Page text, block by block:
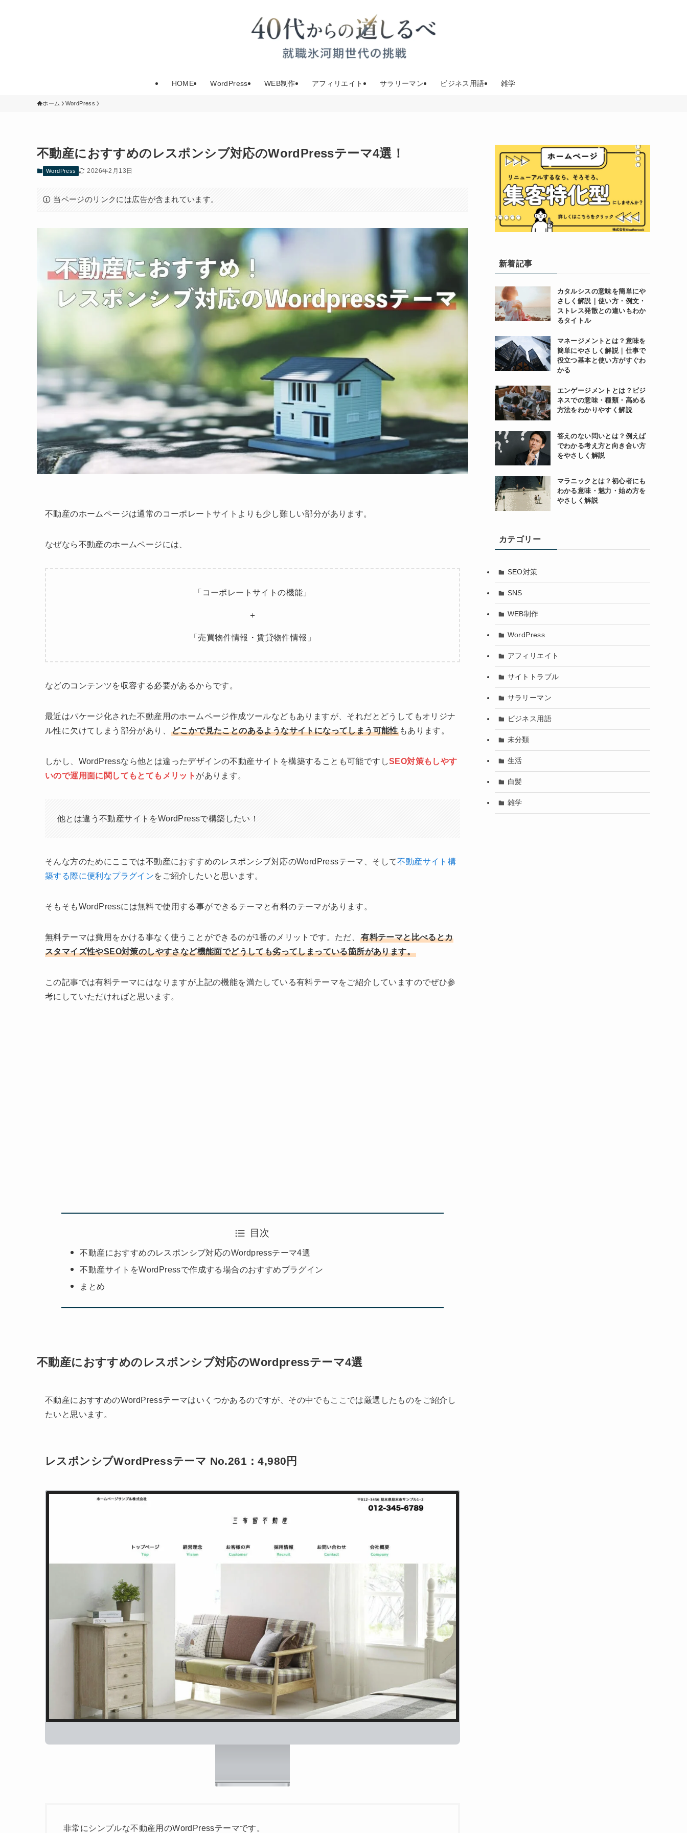
HOME WordPress WEB制作 アフィリエイト サラリーマン ビジネス用語 雑学
ホーム WordPress
不動産におすすめのレスポンシブ対応のWordPressテーマ4選！
WordPress 2026年2月13日
当ページのリンクには広告が含まれています。
不動産のホームページは通常のコーポレートサイトよりも少し難しい部分があります。
なぜなら不動産のホームページには、
「コーポレートサイトの機能」
＋
「売買物件情報・賃貸物件情報」
などのコンテンツを収容する必要があるからです。
最近はパケージ化された不動産用のホームページ作成ツールなどもありますが、それだとどうしてもオリジナ
ル性に欠けてしまう部分があり、
どこかで見たことのあるようなサイトになってしまう可能性もあります。
しかし、WordPressなら他とは違ったデザインの不動産サイトを構築することも可能ですしSEO対策もしやす
いので運用面に関してもとてもメリット があります。
他とは違う不動産サイトをWordPressで構築したい！
そんな方のためにここでは不動産におすすめのレスポンシブ対応のWordPressテーマ、そして不動産サイト構
築する際に便利なプラグインをご紹介したいと思います。
そもそもWordPressには無料で使用する事ができるテーマと有料のテーマがあります。
無料テーマは費用をかける事なく使うことができるのが1番のメリットです。ただ、有料テーマと比べるとカ
スタマイズ性やSEO対策のしやすさなど機能面でどうしても劣ってしまっている箇所があります。
この記事では有料テーマにはなりますが上記の機能を満たしている有料テーマをご紹介していますのでぜひ参
考にしていただければと思います。
目次
不動産におすすめのレスポンシブ対応のWordpressテーマ4選
不動産サイトをWordPressで作成する場合のおすすめプラグイン
まとめ
不動産におすすめのレスポンシブ対応のWordpressテーマ4選
不動産におすすめのWordPressテーマはいくつかあるのですが、その中でもここでは厳選したものをご紹介し
たいと思います。
レスポンシブWordPressテーマ No.261：4,980円
非常にシンプルな不動産用のWordPressテーマです。
新着記事
カタルシスの意味を簡単にや
さしく解説｜使い方・例文・
ストレス発散との違いもわか
るタイトル
マネージメントとは？意味を
簡単にやさしく解説｜仕事で
役立つ基本と使い方がすぐわ
かる
エンゲージメントとは？ビジ
ネスでの意味・種類・高める
方法をわかりやすく解説
答えのない問いとは？例えば
でわかる考え方と向き合い方
をやさしく解説
マラニックとは？初心者にも
わかる意味・魅力・始め方を
やさしく解説
カテゴリー
SEO対策
SNS
WEB制作
WordPress
アフィリエイト
サイトトラブル
サラリーマン
ビジネス用語
未分類
生活
白髪
雑学